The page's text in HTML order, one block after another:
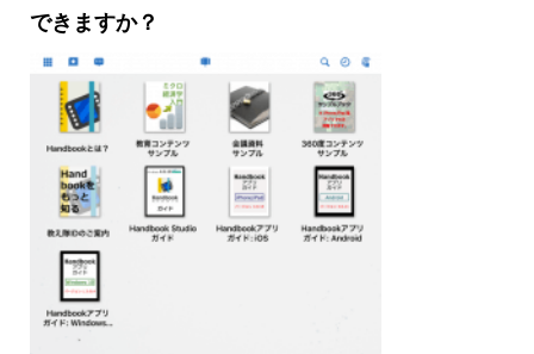
できますか？